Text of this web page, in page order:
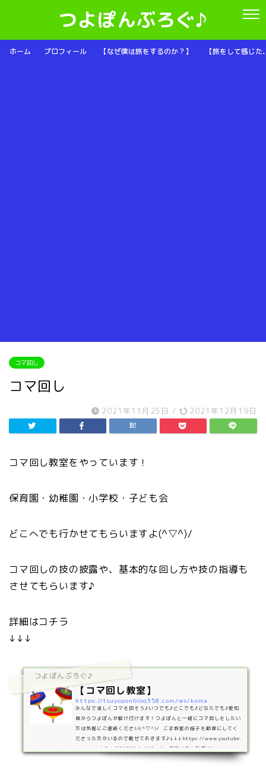
つよぽんぶろぐ♪
ホーム プロフィール 【なぜ僕は旅をするのか？】 【旅をして感じ
コマ回し
コマ回し
2021年11月25日 / 2021年12月19日
コマ回し教室をやっています！
保育園・幼稚園・小学校・子ども会
どこへでも行かせてもらいますよ(^▽^)/
コマ回しの技の披露や、基本的な回し方や技の指導も
させてもらいます♪
詳細はコチラ
↓↓↓
つよぽんぶろぐ♪
【コマ回し教室】
https://tsuyoponblog358.com/ws/koma
みんなで楽しくコマを回そう♪いつでも♪どこでも♪どなたでも♪愛知
県からつよぽんが駆け付けます！つよぽんと一緒にコマ回しをしたい
方は気軽にご連絡ください(^▽^)/ こま教室の様子を動画にしてく
ださった方がいるので載せておきます♪↓↓↓https://www.youtube.
com/watch?v=PP6PWhfgKAQ ベーゴマはこんな感じ！↓↓↓http
s://www.youtube.com/watch?v=z4kSpvLDYRU なぜコマ回